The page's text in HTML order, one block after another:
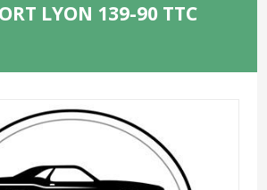
LYON 139-90 TTC